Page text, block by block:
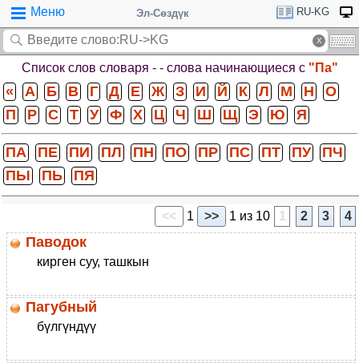
Меню Эл-Сөздүк RU-KG
Список слов словаря - - слова начинающиеся с "Па"
« А Б В Г Д Е Ж З И Й К Л М Н
О
П
Р С Т У Ф Х Ц Ч Ш Щ Э Ю Я
ПА ПЕ ПИ ПЛ ПН ПО ПР ПС ПТ ПУ
ПЧ
ПЫ
ПЬ ПЯ
<< 1 >> 1 из 10 1 2 3 4
Паводок
кирген суу, ташкын
Пагубный
бүлгүндүү